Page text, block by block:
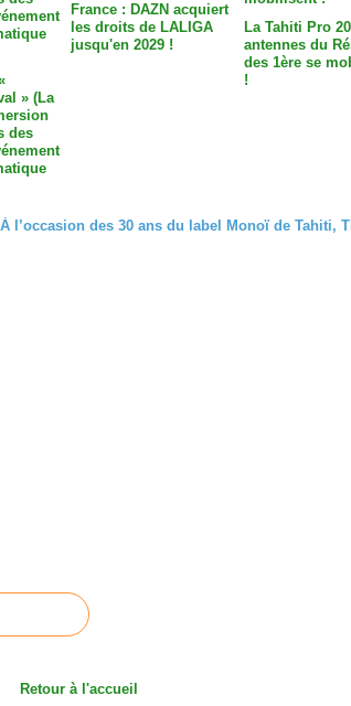
» (La
des
France : DAZN acquiert
les droits de LALIGA
jusqu'en 2029 !
La Tahiti Pro
antennes du
des 1ère se
!
Retour à l'accueil